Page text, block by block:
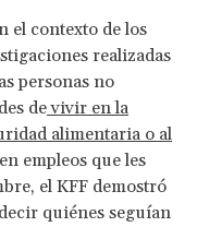
el contexto de los
realizadas
personas no
devivir en la
alimentaria o al
empleos que les
el KFF demostró
quiénes seguían